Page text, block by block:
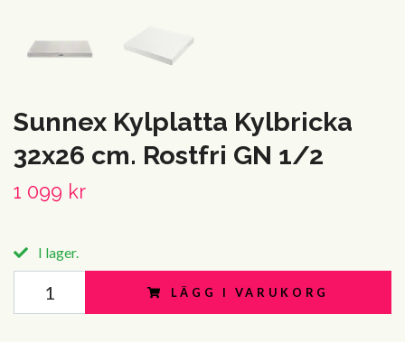
Sunnex Kylplatta Kylbricka
32x26 cm. Rostfri GN 1/2
1 099 kr
I lager.
LÄGG I VARUKORG